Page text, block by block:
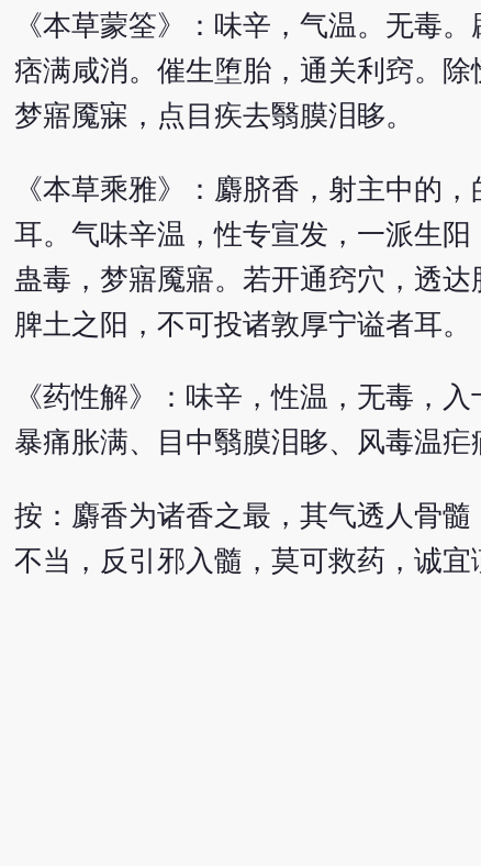
《本草蒙筌》：味辛，气温。无毒
痞满咸消。催生堕胎，通关利窍。
梦寤魇寐，点目疾去翳膜泪眵。
《本草乘雅》：麝脐香，射主中的
耳。气味辛温，性专宣发，一派生
蛊毒，梦寤魇寤。若开通窍穴，透
脾土之阳，不可投诸敦厚宁谥者耳。
《药性解》：味辛，性温，无毒，
暴痛胀满、目中翳膜泪眵、风毒温
按：麝香为诸香之最，其气透人骨
不当，反引邪入髓，莫可救药，诚宜